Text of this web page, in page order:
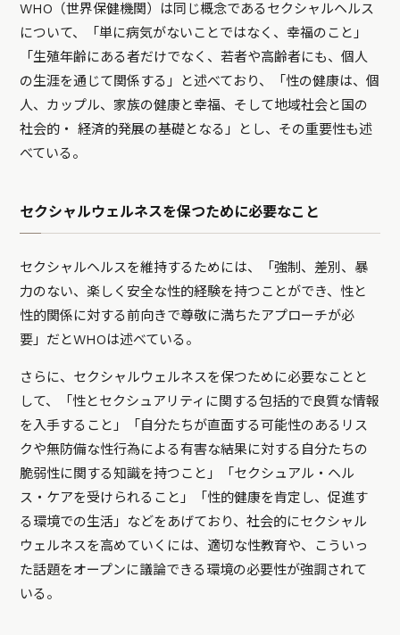
WHO（世界保健機関）は同じ概念であるセクシャルヘルス
について、「単に病気がないことではなく、幸福のこと」
「生殖年齢にある者だけでなく、若者や高齢者にも、個人
の生涯を通じて関係する」と述べており、「性の健康は、個
人、カップル、家族の健康と幸福、そして地域社会と国の
社会的・ 経済的発展の基礎となる」とし、その重要性も述
べている。
セクシャルウェルネスを保つために必要なこと
セクシャルヘルスを維持するためには、「強制、差別、暴
力のない、楽しく安全な性的経験を持つことができ、性と
性的関係に対する前向きで尊敬に満ちたアプローチが必
要」だとWHOは述べている。
さらに、セクシャルウェルネスを保つために必要なことと
して、「性とセクシュアリティに関する包括的で良質な情報
を入手すること」「自分たちが直面する可能性のあるリス
クや無防備な性行為による有害な結果に対する自分たちの
脆弱性に関する知識を持つこと」「セクシュアル・ヘル
ス・ケアを受けられること」「性的健康を肯定し、促進す
る環境での生活」などをあげており、社会的にセクシャル
ウェルネスを高めていくには、適切な性教育や、こういっ
た話題をオープンに議論できる環境の必要性が強調されて
いる。